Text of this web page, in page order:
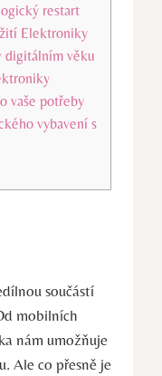
restart
Elektroniky
digitálním věku
vaše potřeby
vybavení s
součástí
mobilních
nám umožňuje
Ale co přesně je